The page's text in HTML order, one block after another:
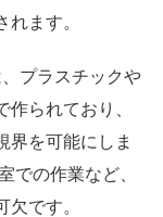
ます。
プラスチックや
られており、
界を可能にしま
での作業など、
です。